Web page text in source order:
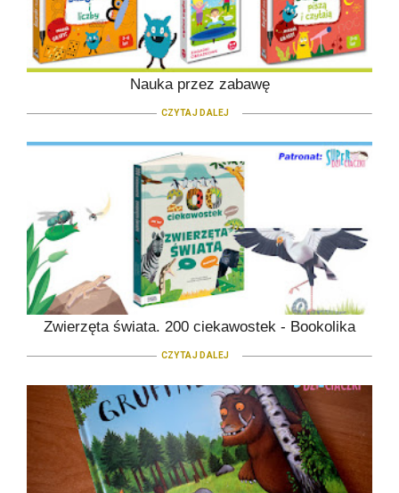
Nauka przez zabawę
CZYTAJ DALEJ
Zwierzęta świata. 200 ciekawostek - Bookolika
CZYTAJ DALEJ